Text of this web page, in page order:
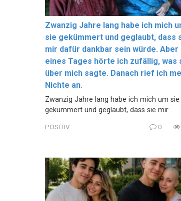
Zwanzig Jahre lang habe ich mich
sie gekümmert und geglaubt, dass
mir dafür dankbar sein würde. Aber
eines Tages hörte ich zufällig, was
über mich sagte. Danach rief ich
Nichte an.
Zwanzig Jahre lang habe ich mich um sie
gekümmert und geglaubt, dass sie mir
POSITIV 0